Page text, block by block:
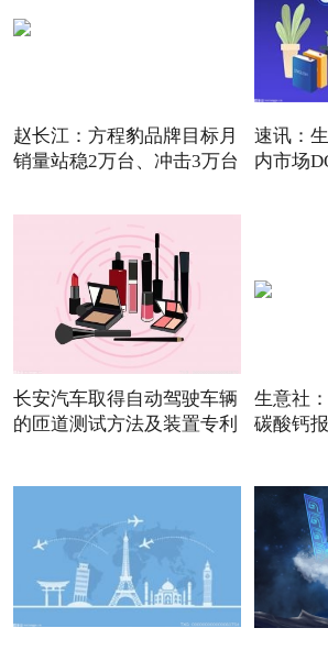
赵长江：方程豹品牌目标月
销量站稳2万台、冲击3万台
速讯：
内市场
长安汽车取得自动驾驶车辆
的匝道测试方法及装置专利
生意社
碳酸钙